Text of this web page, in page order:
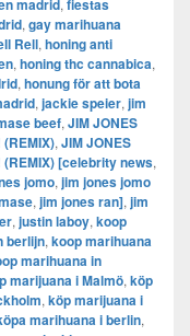
madrid, fiestas
, gay marihuana
Rell, honing anti
, honing thc cannabica,
, honung för att bota
, jackie speier, jim
beef, JIM JONES
, JIM JONES
[celebrity news,
jomo, jim jones jomo
, jim jones ran], jim
, justin laboy, koop
berlijn, koop marihuana
marihuana in
marijuana i Malmö, köp
, ​​köp marijuana i
marihuana i berlin,